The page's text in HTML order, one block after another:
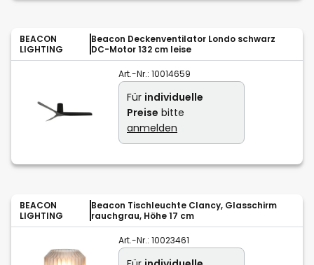
BEACON
LIGHTING
Beacon Deckenventilator Londo schwarz
DC-Motor 132 cm leise
Art.-Nr.: 10014659
Für individuelle
Preise bitte
anmelden
BEACON
LIGHTING
Beacon Tischleuchte Clancy, Glasschirm
rauchgrau, Höhe 17 cm
Art.-Nr.: 10023461